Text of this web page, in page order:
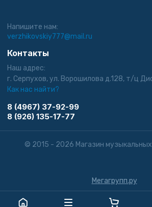
Напишите нам:
verzhikovskiy777@mail.ru
Контакты
Наш адрес:
г. Серпухов, ул. Ворошилова д.128, т/ц
Как нас найти?
8 (4967) 37-92-99
8 (926) 135-17-77
© 2015 - 2026 Магазин
Мегагрупп.ру